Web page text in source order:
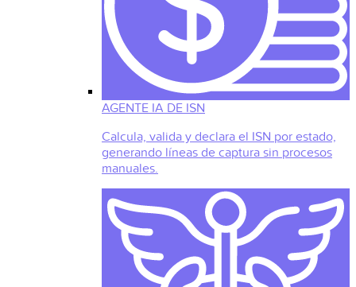
AGENTE IA DE ISN
Calcula, valida y declara el ISN por estado,
generando líneas de captura sin procesos
manuales.